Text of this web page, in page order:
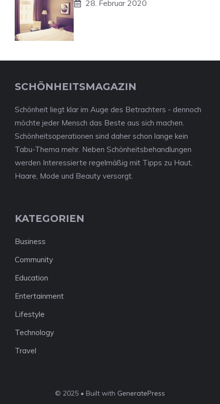
28. Februar 2020
SCHÖNHEITSMAGAZIN
Schönheit liegt klar im Auge des Betrachters - dennoch
möchte jeder Mensch das Beste aus sich machen.
Schönheitsoperationen sind daher schon lange kein
Tabu-Thema mehr. Neben Schönheitsbehandlungen
werden Interessierte regelmäßig mit Tipps zu Haut,
Haare, Mode und Beauty versorgt.
KATEGORIEN
Business
Community
Education
Entertainment
Lifestyle
Technology
Travel
© 2025 • Built with GeneratePress